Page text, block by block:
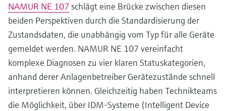
NAMUR NE 107 schlägt eine Brücke zwischen diesen
beiden Perspektiven durch die Standardisierung der
Zustandsdaten, die unabhängig vom Typ für alle Geräte
gemeldet werden. NAMUR NE 107 vereinfacht
komplexe Diagnosen zu vier klaren Statuskategorien,
anhand derer Anlagenbetreiber Gerätezustände schnell
interpretieren können. Gleichzeitig haben Technikteams
die Möglichkeit, über IDM-Systeme (Intelligent Device